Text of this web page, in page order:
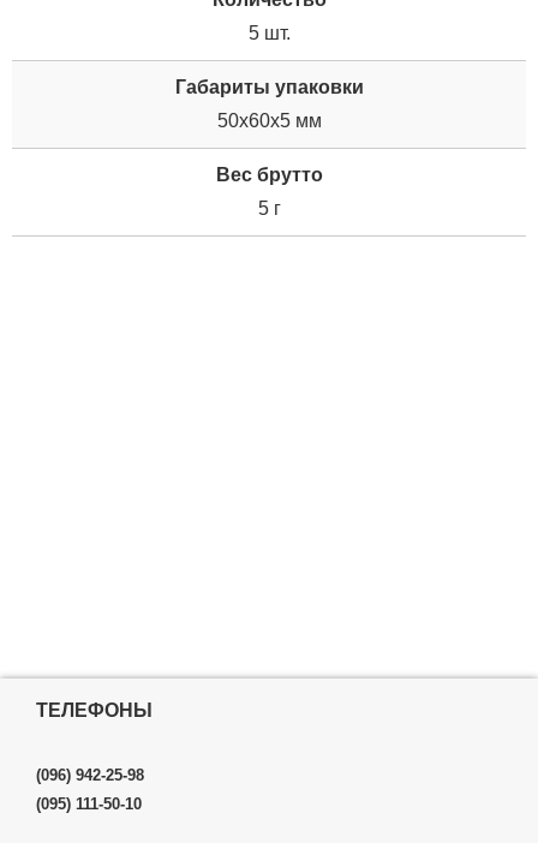
5 шт.
Габариты упаковки
50x60x5 мм
Вес брутто
5 г
ТЕЛЕФОНЫ
(096) 942-25-98
(095) 111-50-10